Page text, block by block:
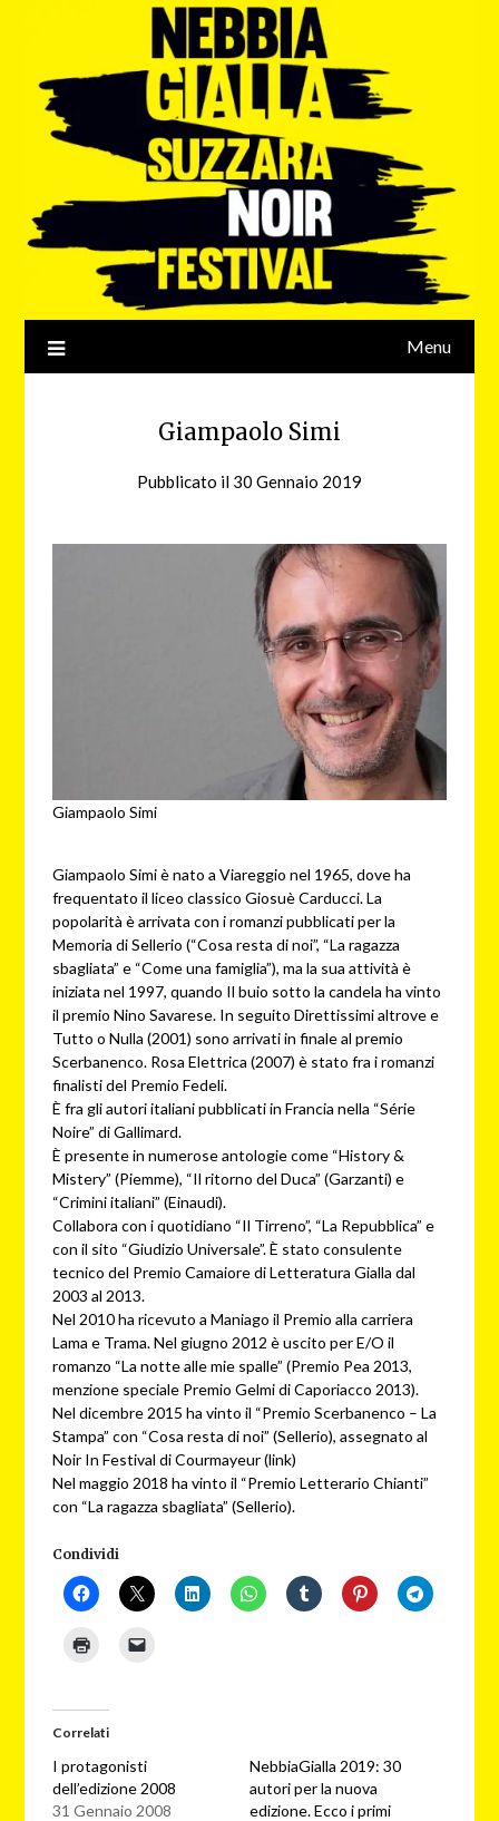
Menu
Giampaolo Simi
Pubblicato il 30 Gennaio 2019
Giampaolo Simi
Giampaolo Simi è nato a Viareggio nel 1965, dove ha
frequentato il liceo classico Giosuè Carducci. La
popolarità è arrivata con i romanzi pubblicati per la
Memoria di Sellerio (“Cosa resta di noi”, “La ragazza
sbagliata” e “Come una famiglia”), ma la sua attività è
iniziata nel 1997, quando Il buio sotto la candela ha vinto
il premio Nino Savarese. In seguito Direttissimi altrove e
Tutto o Nulla (2001) sono arrivati in finale al premio
Scerbanenco. Rosa Elettrica (2007) è stato fra i romanzi
finalisti del Premio Fedeli.
È fra gli autori italiani pubblicati in Francia nella “Série
Noire” di Gallimard.
È presente in numerose antologie come “History &
Mistery” (Piemme), “Il ritorno del Duca” (Garzanti) e
“Crimini italiani” (Einaudi).
Collabora con i quotidiano “Il Tirreno”, “La Repubblica” e
con il sito “Giudizio Universale”. È stato consulente
tecnico del Premio Camaiore di Letteratura Gialla dal
2003 al 2013.
Nel 2010 ha ricevuto a Maniago il Premio alla carriera
Lama e Trama. Nel giugno 2012 è uscito per E/O il
romanzo “La notte alle mie spalle” (Premio Pea 2013,
menzione speciale Premio Gelmi di Caporiacco 2013).
Nel dicembre 2015 ha vinto il “Premio Scerbanenco – La
Stampa” con “Cosa resta di noi” (Sellerio), assegnato al
Noir In Festival di Courmayeur (link)
Nel maggio 2018 ha vinto il “Premio Letterario Chianti”
con “La ragazza sbagliata” (Sellerio).
Condividi
Correlati
I protagonisti
dell’edizione 2008
31 Gennaio 2008
NebbiaGialla 2019: 30
autori per la nuova
edizione. Ecco i primi